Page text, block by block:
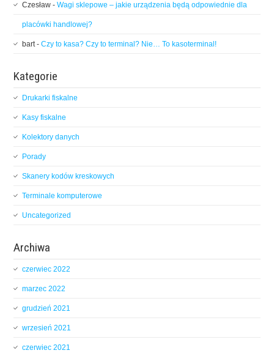
Czesław -Wagi sklepowe – jakie urządzenia będą odpowiednie dla
placówki handlowej?
bart-Czy to kasa? Czy to terminal? Nie… To kasoterminal!
Kategorie
Drukarki fiskalne
Kasy fiskalne
Kolektory danych
Porady
Skanery kodów kreskowych
Terminale komputerowe
Uncategorized
Archiwa
czerwiec 2022
marzec 2022
grudzień 2021
wrzesień 2021
czerwiec 2021